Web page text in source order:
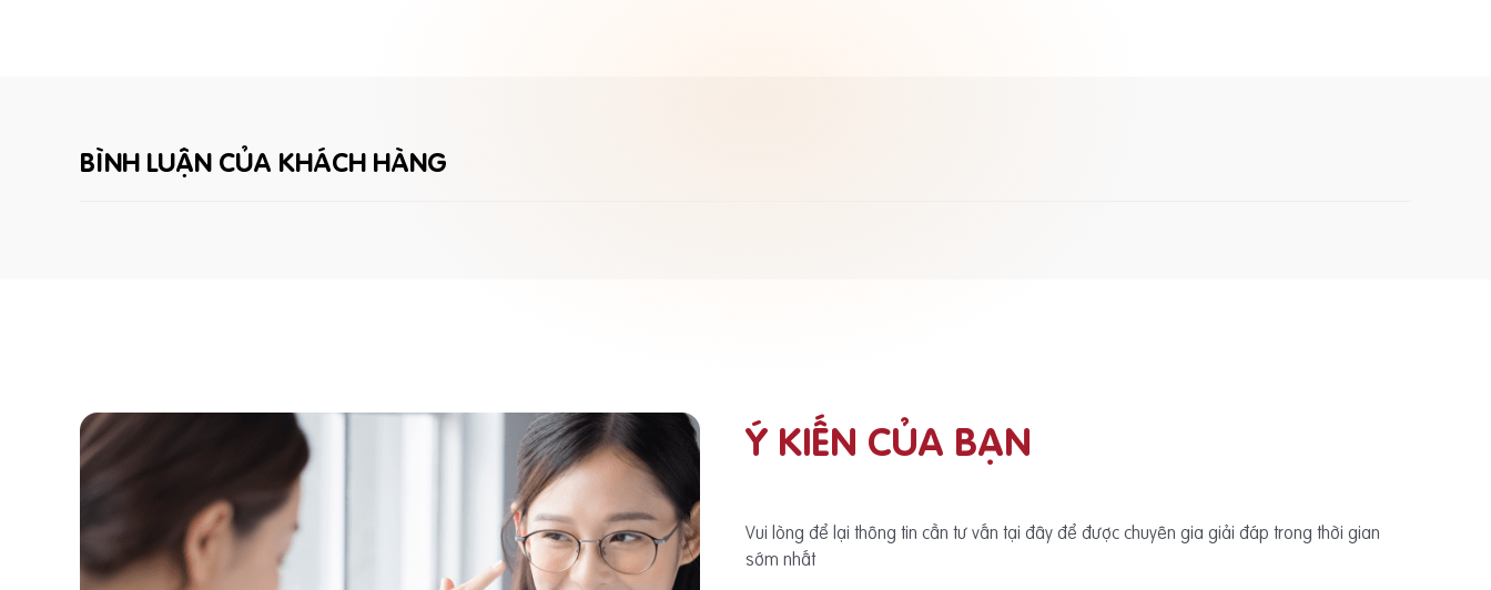
BÌNH LUẬN CỦA KHÁCH HÀNG
Ý KIẾN CỦA BẠN
Vui lòng để lại thông tin cần tư vấn tại đây để được chuyên gia giải đáp trong thời gian
sớm nhất